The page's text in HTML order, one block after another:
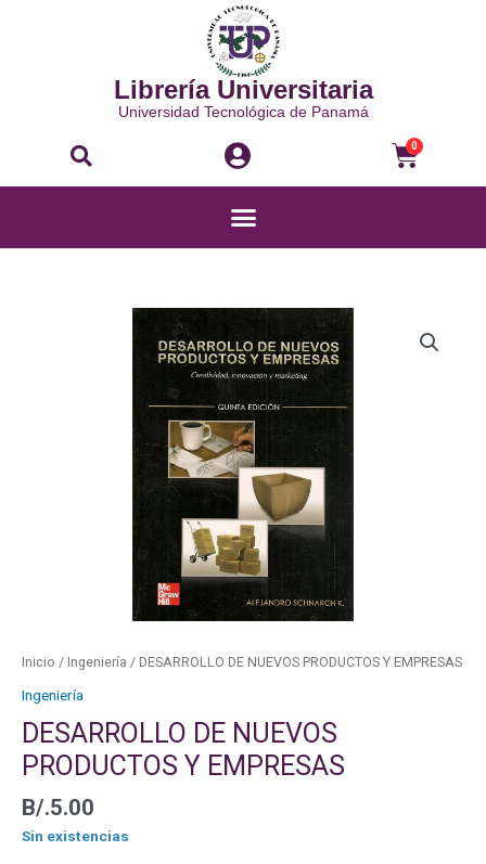
Librería Universitaria
Universidad Tecnológica de Panamá
Buscar 0
Menú
Inicio / Ingeniería / DESARROLLO DE NUEVOS PRODUCTOS Y EMPRESAS
Ingeniería
DESARROLLO DE NUEVOS
PRODUCTOS Y EMPRESAS
B/.5.00
Sin existencias